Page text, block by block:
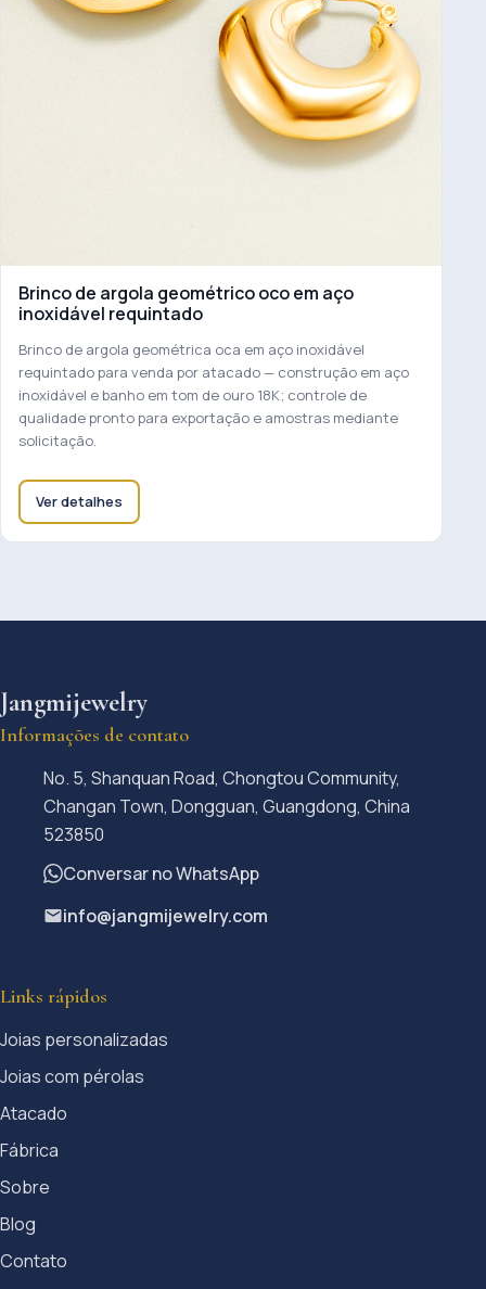
Brinco de argola geométrico oco em aço
inoxidável requintado
Brinco de argola geométrica oca em aço inoxidável
requintado para venda por atacado — construção em aço
inoxidável e banho em tom de ouro 18K; controle de
qualidade pronto para exportação e amostras mediante
solicitação.
Ver detalhes
Jangmijewelry
Informações de contato
No. 5, Shanquan Road, Chongtou Community,
Changan Town, Dongguan, Guangdong, China
523850
Conversar no WhatsApp
info@jangmijewelry.com
Links rápidos
Joias personalizadas
Joias com pérolas
Atacado
Fábrica
Sobre
Blog
Contato